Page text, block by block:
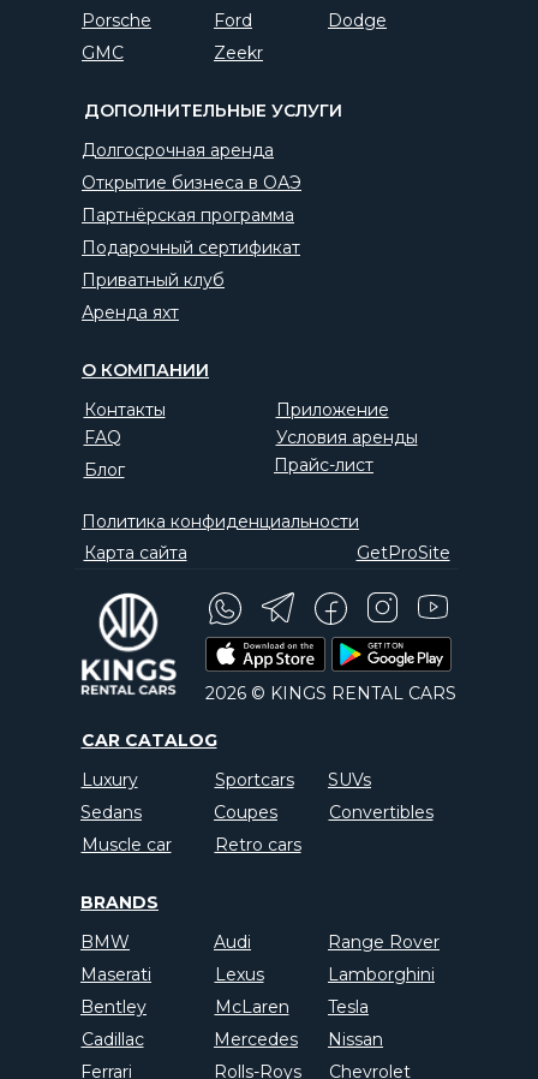
ДОПОЛНИТЕЛЬНЫЕ УСЛУГИ
Блог
Porsche
FAQ Условия аренды
О КОМПАНИИ
Карта сайта
Политика конфиденциальности
GetProSite
Контакты
Прайс-лист
Ford Dodge
Партнёрская программа
Подарочный сертификат
Открытие бизнеса в ОАЭ
Приватный клуб
Аренда яхт
Долгосрочная аренда
Приложение
GMC Zeekr
CAR CATALOG
BRANDS
Sportcars
Luxury
SUVs
Convertibles
Coupes
BMW Audi
Bentley
Cadillac
McLaren
Mercedes
Nissan
Range Rover
Rolls-Roys
Lexus
Tesla
Chevrolet
Ferrari
Lamborghini
Maserati
2026 © KINGS RENTAL CARS
Sedans
Muscle car
Retro cars